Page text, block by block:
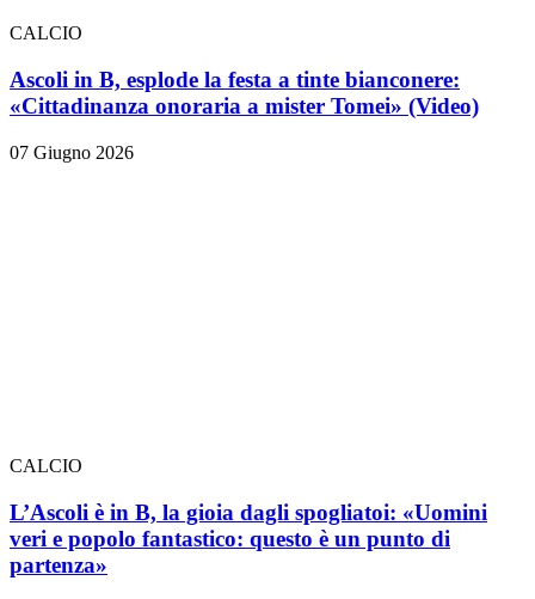
CALCIO
Ascoli in B, esplode la festa a tinte bianconere:
«Cittadinanza onoraria a mister Tomei» (Video)
07 Giugno 2026
CALCIO
L’Ascoli è in B, la gioia dagli spogliatoi: «Uomini
veri e popolo fantastico: questo è un punto di
partenza»